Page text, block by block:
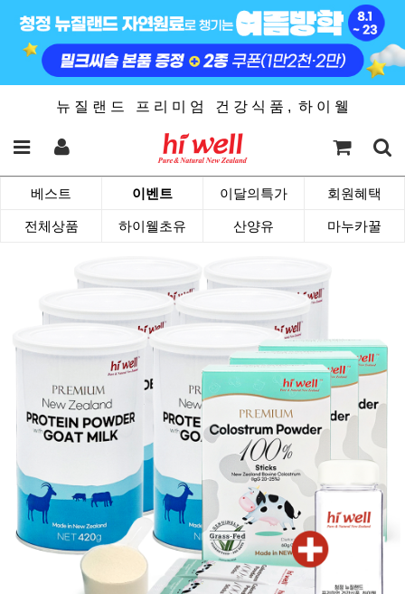
뉴 질 랜 드 프 리 미 엄 건 강 식 품 , 하 이 웰
베스트 이벤트 이달의특가 회원혜택
전체상품 하이웰초유 산양유 마누카꿀